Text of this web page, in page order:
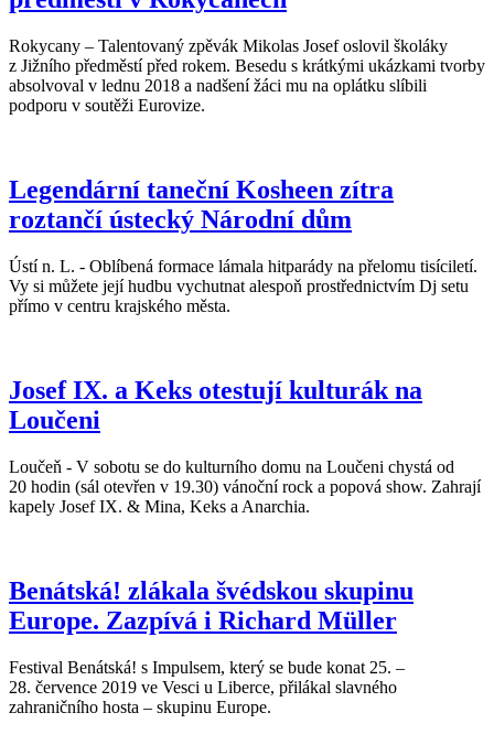
Rokycany – Talentovaný zpěvák Mikolas Josef oslovil školáky
z Jižního předměstí před rokem. Besedu s krátkými ukázkami tvorby
absolvoval v lednu 2018 a nadšení žáci mu na oplátku slíbili
podporu v soutěži Eurovize.
Legendární taneční Kosheen zítra
roztančí ústecký Národní dům
Ústí n. L. - Oblíbená formace lámala hitparády na přelomu tisíciletí.
Vy si můžete její hudbu vychutnat alespoň prostřednictvím Dj setu
přímo v centru krajského města.
Josef IX. a Keks otestují kulturák na
Loučeni
Loučeň - V sobotu se do kulturního domu na Loučeni chystá od
20 hodin (sál otevřen v 19.30) vánoční rock a popová show. Zahrají
kapely Josef IX. & Mina, Keks a Anarchia.
Benátská! zlákala švédskou skupinu
Europe. Zazpívá i Richard Müller
Festival Benátská! s Impulsem, který se bude konat 25. –
28. července 2019 ve Vesci u Liberce, přilákal slavného
zahraničního hosta – skupinu Europe.